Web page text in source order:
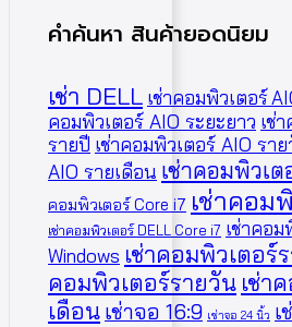
คำค้นหา สินค้ายอดนิยม
เช่า DELL เช่าคอมพิวเตอร์
คอมพิวเตอร์ AIO ระยะยาว เช่
รายปี เช่าคอมพิวเตอร์ AIO รา
AIO รายเดือน เช่าคอมพิวเ
คอมพิวเตอร์ Core i7 เช่าคอม
เช่าคอมพิวเตอร์ DELL Core i7 เช่าคอ
Windows เช่าคอมพิวเตอร์
คอมพิวเตอร์รายวัน เช่า
เดือน เช่าจอ 16:9 เช่าจอ 24 นิ้ว เ